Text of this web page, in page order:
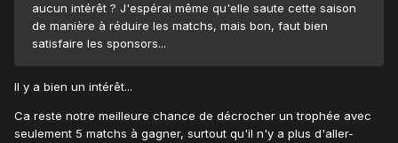
aucun intérêt ? J'espérai même qu'elle saute cette saison
de manière à réduire les matchs, mais bon, faut bien
satisfaire les sponsors...
Il y a bien un intérêt...
Ca reste notre meilleure chance de décrocher un trophée avec
seulement 5 matchs à gagner, surtout qu'il n'y a plus d'aller-